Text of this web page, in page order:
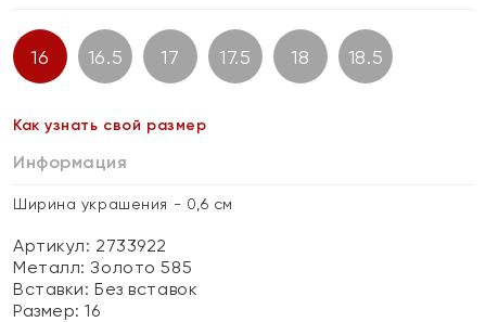
16 16.5 17 17.5 18 18.5
Как узнать свой размер
Информация
Ширина украшения - 0,6 см
Артикул: 2733922
Металл:Золото 585
Вставки:Без вставок
Размер:16